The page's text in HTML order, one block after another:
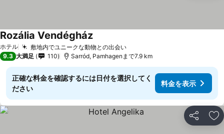
ホテル 敷地内でユニークな動物との出会い料金を表示
Rozália Vendégház料金を表示
9.3 大満足 110 Sarród, Pamhagenまで7.9 km
正確な料金を確認するには日付を選択してく
ださい
料金を表示
シェア お